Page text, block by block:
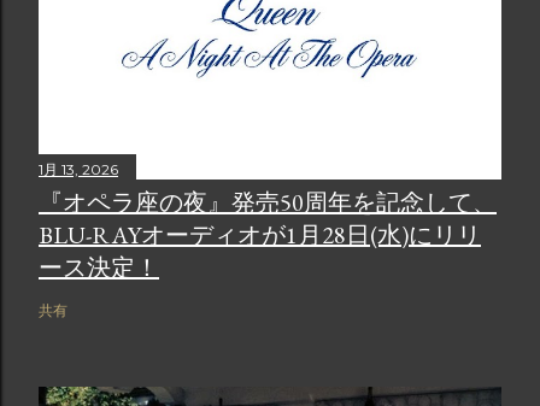
1月 13, 2026
『オペラ座の夜』発売50周年を記念して、
BLU-RAYオーディオが1月28日(水)にリリ
ース決定！
共有